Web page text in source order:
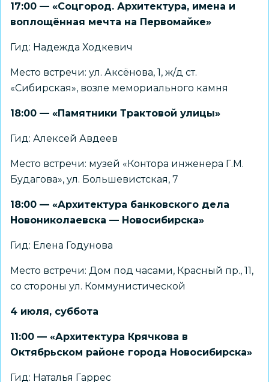
17:00 — «Соцгород. Архитектура, имена и
воплощённая мечта на Первомайке»
Гид: Надежда Ходкевич
Место встречи: ул. Аксёнова, 1, ж/д ст.
«Сибирская», возле мемориального камня
18:00 — «Памятники Трактовой улицы»
Гид: Алексей Авдеев
Место встречи: музей «Контора инженера Г.М.
Будагова», ул. Большевистская, 7
18:00 — «Архитектура банковского дела
Новониколаевска — Новосибирска»
Гид: Елена Годунова
Место встречи: Дом под часами, Красный пр., 11,
со стороны ул. Коммунистической
4 июля, суббота
11:00 — «Архитектура Крячкова в
Октябрьском районе города Новосибирска»
Гид: Наталья Гаррес